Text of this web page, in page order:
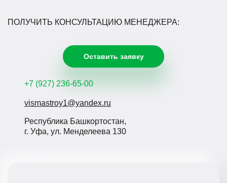
ПОЛУЧИТЬ КОНСУЛЬТАЦИЮ МЕНЕДЖЕРА:
Оставить заявку
+7 (927) 236-65-00
vismastroy1@yandex.ru
Республика Башкортостан,
г. Уфа, ул. Менделеева 130